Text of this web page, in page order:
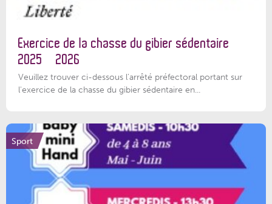
Exercice de la chasse du gibier sédentaire
2025 – 2026
Veuillez trouver ci-dessous l'arrêté préfectoral portant sur
l'exercice de la chasse du gibier sédentaire en...
Sport